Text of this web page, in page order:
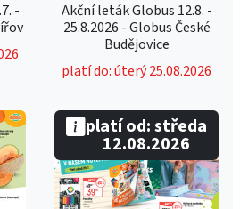
-
Akční leták Globus 12.8. -
25.8.2026 - Globus České
Budějovice
platí do: úterý 25.08.2026
platí od: středa
12.08.2026